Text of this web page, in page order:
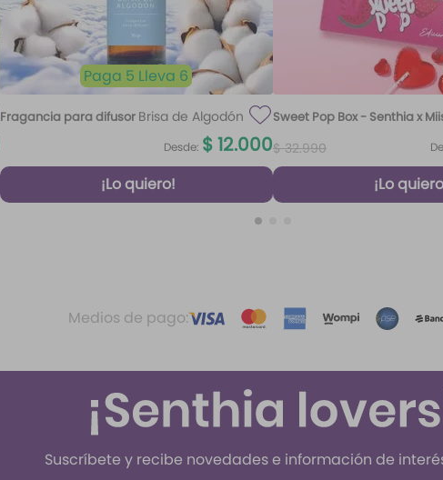
Paga 5 Lleva 6
Fragancia para difusor Brisa de Algodón
Desde: $12.000
¡Lo quiero!
Sweet Pop Box - Senthia x
$ 32.990
¡Lo
Medios de pago:
Suscríbete y recibe novedades e información de